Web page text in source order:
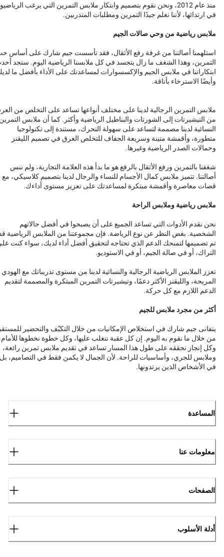
منذ عام 2012، ونحن نقوم بتصميم وابتكار ملابس التمرين التي يرغب
في ارتدائها، لأننا نعلم جيدًا التمرين ومطلبات المتدربين.
ملابس رياضية من وحي صالات الجيم
استلهمنا أصالتنا من غرفة رفع الأثقال، فقد تأسست جيم شارك على أساس
التمرين، وهذا الشغف ما زال يتجسد في كل ملابسنا الرياضية اليوم. ستجد
ابتكاراتنا في ملابس الجيم والإكسسوارات لمساعدتك على الأداء بأفضل ما
وأيضًا الاسترخاء بأناقة.
ملابس التمرين الرجالية لدينا على مختلف أنواعها تساعد على التخلص من
من التيشيرتات إلى الشورتات والبناطيل الرياضية وأكثر. كما أن ملابس
النسائية لدينا مصممة لتساعد على سهولة التحرك، مستندة إلى تكنولوجيا
متطورة، وأقمشة متينة وسريعة الجفاف للتخلص العرق في تصميم الليقنز
وحمالات الصدر الرياضية وغيرها.
شغفنا بالتمرين ورفع الأثقال بالرفع هو ما بدأ هذه العلامة التجارية، ولم ننس
أصالتنا. تتميز ملابس كمال الأجسام للنساء والرجال لدينا بتصميم كلاسيكي، مع
قصات معاصرة وأقمشة مبتكرة لمساعدتك على تعزيز مستوى أداءك.
ملابس رياضية وملابس الراحة
نحن نقدم الأدوات التي تساعد الجميع على أن يصبحوا في أفضل حالاتهم
الشخصية. بغض النظر عن نوع الرياضة. فإن مجموعتنا من الملابس الرياضية
تم تصميمها لتمنحك الدعم الذي تحتاجه لتحقيق أفضل أداء لديك، سواء كنت
التراك، أو في صالة الجيم، أو في الاستوديو.
تعزز الملابس الرياضية الرجالية والنسائية لدينا من مستوى تدريباتك مع الهودي
المريحة، والليقنز الأكثر دعمًا، وتيشيرتات التمرين المبتكرة والمصممة لتقديم
الدعم اللازم مع كل حركة.
أكثر من مجرد ملابس للجيم
يتفانى جيم شارك في استخلاص الإمكانيات من خلال التكيّف والتحضير
من خلال ما نقوم به اليوم. إن كل عقبة نتغلب عليها، وكل خطوة نخطوها
وكل إنجاز نحققه على طول هذا المسار تساعد في تقديم ملابس تمرين رائعة،
وملابس للجري، وأساسيات للراحة. لأن الجمال لا يكمن فقط في التصاميم، بل
في الأشخاص الذين يرتدونها.
المساعدة
معلومات عنا
الصفحات
أدلة الأسلوب